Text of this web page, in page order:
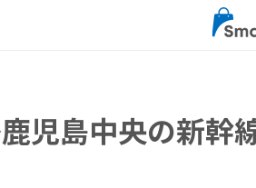
児島中央の新幹